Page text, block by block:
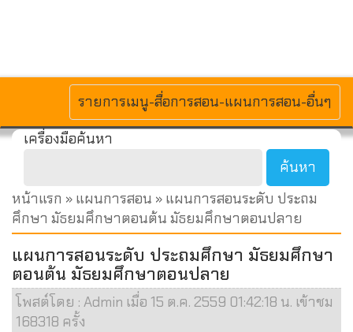
MENU
รายการเมนู-สื่อการสอน-แผนการสอน-อื่นๆ
เครื่องมือค้นหา
หน้าแรก » แผนการสอน » แผนการสอนระดับ ประถม
ศึกษา มัธยมศึกษาตอนต้น มัธยมศึกษาตอนปลาย
แผนการสอนระดับ ประถมศึกษา มัธยมศึกษา
ตอนต้น มัธยมศึกษาตอนปลาย
โพสต์โดย : Admin เมื่อ 15 ต.ค. 2559 01:42:18 น. เข้าชม
168318 ครั้ง